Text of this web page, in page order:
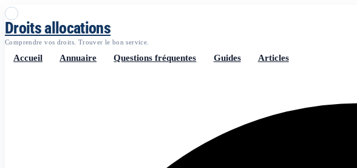
Droits allocations
Comprendre vos droits. Trouver le bon service.
Accueil Annuaire Questions fréquentes Guides Articles